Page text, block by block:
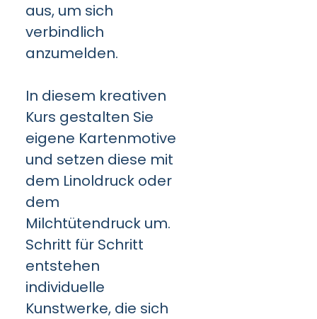
aus, um sich
verbindlich
anzumelden.
In diesem kreativen
Kurs gestalten Sie
eigene Kartenmotive
und setzen diese mit
dem Linoldruck oder
dem
Milchtütendruck um.
Schritt für Schritt
entstehen
individuelle
Kunstwerke, die sich